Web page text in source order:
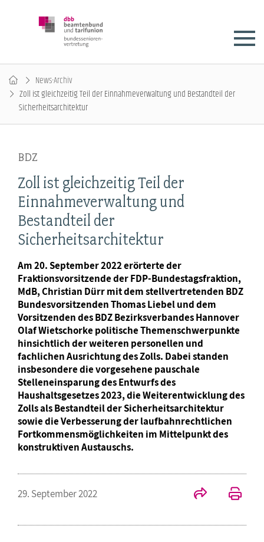
News-Archiv
Zoll ist gleichzeitig Teil der Einnahmeverwaltung und Bestandteil der
Sicherheitsarchitektur
BDZ
Zoll ist gleichzeitig Teil der
Einnahmeverwaltung und
Bestandteil der
Sicherheitsarchitektur
Am 20. September 2022 erörterte der
Fraktionsvorsitzende der FDP-Bundestagsfraktion,
MdB, Christian Dürr mit dem stellvertretenden BDZ
Bundesvorsitzenden Thomas Liebel und dem
Vorsitzenden des BDZ Bezirksverbandes Hannover
Olaf Wietschorke politische Themenschwerpunkte
hinsichtlich der weiteren personellen und
fachlichen Ausrichtung des Zolls. Dabei standen
insbesondere die vorgesehene pauschale
Stelleneinsparung des Entwurfs des
Haushaltsgesetzes 2023, die Weiterentwicklung des
Zolls als Bestandteil der Sicherheitsarchitektur
sowie die Verbesserung der laufbahnrechtlichen
Fortkommensmöglichkeiten im Mittelpunkt des
konstruktiven Austauschs.
29. September 2022